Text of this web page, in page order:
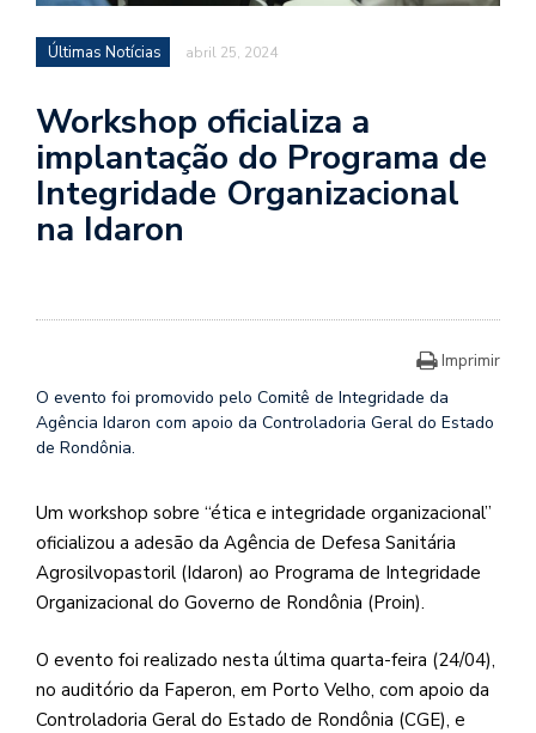
Últimas Notícias abril 25, 2024
Workshop oficializa a
implantação do Programa de
Integridade Organizacional
na Idaron
Imprimir
O evento foi promovido pelo Comitê de Integridade da
Agência Idaron com apoio da Controladoria Geral do Estado
de Rondônia.
Um workshop sobre “ética e integridade organizacional”
oficializou a adesão da Agência de Defesa Sanitária
Agrosilvopastoril (Idaron) ao Programa de Integridade
Organizacional do Governo de Rondônia (Proin).
O evento foi realizado nesta última quarta-feira (24/04),
no auditório da Faperon, em Porto Velho, com apoio da
Controladoria Geral do Estado de Rondônia (CGE), e